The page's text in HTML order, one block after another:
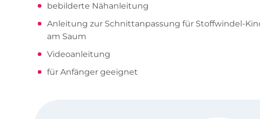
bebilderte Nähanleitung
Anleitung zur Schnittanpassung für Stoffwindel-
am Saum
Videoanleitung
für Anfänger geeignet